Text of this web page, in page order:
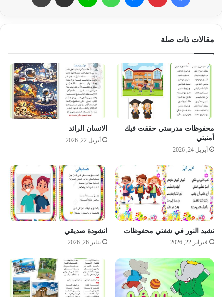
مقالات ذات صلة
محفوظات مدرستي حققت فيك
أمنيتي
أبريل 24, 2026
الانسان الرائد
أبريل 22, 2026
نشيد النور في شفتي محفوظات
فبراير 22, 2026
انشودة صديقي
يناير 26, 2026